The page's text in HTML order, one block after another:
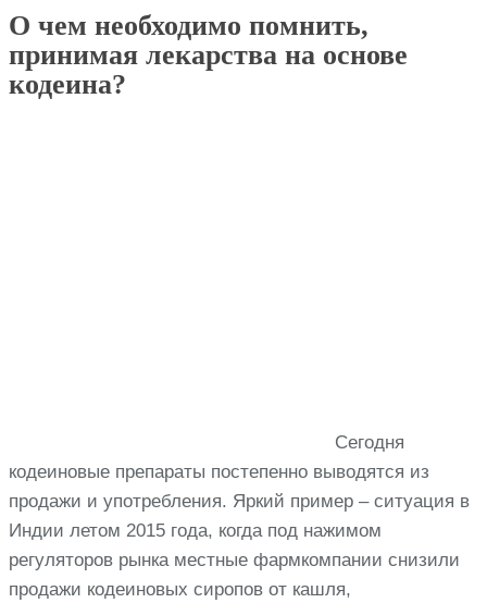
О чем необходимо помнить,
принимая лекарства на основе
кодеина?
Сегодня
кодеиновые препараты постепенно выводятся из
продажи и употребления. Яркий пример – ситуация в
Индии летом 2015 года, когда под нажимом
регуляторов рынка местные фармкомпании снизили
продажи кодеиновых сиропов от кашля,